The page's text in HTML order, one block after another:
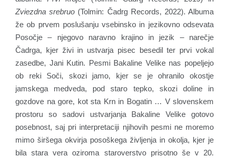
Zviezdna srebruo (Tolmin: Čadrg Records, 2022). Albuma
že ob prvem poslušanju vsebinsko in jezikovno odsevata
Posočje – njegovo naravno krajino in jezik – narečje
Čadrga, kjer živi in ustvarja pisec besedil ter prvi vokal
zasedbe, Jani Kutin. Pesmi Bakaline Velike nas popeljejo
ob reki Soči, skozi jamo, kjer se je ohranilo okostje
jamskega medveda, pod staro tepko, skozi doline in
gozdove na gore, kot sta Krn in Bogatin … V slovenskem
prostoru so sadovi ustvarjanja Bakaline Velike gotovo
posebnost, saj pri interpretaciji njihovih pesmi ne moremo
mimo širšega okvirja posoškega življenja in okolja, kjer je
bila stara vera oziroma staroverstvo prisotno še v 20.